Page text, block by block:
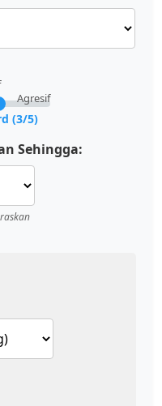
Agresif
(3/5)
Sehingga: